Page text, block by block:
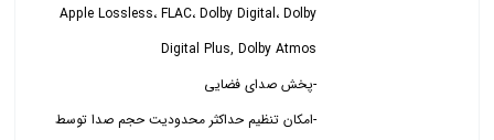
Apple Lossless، FLAC، Dolby Digital، Dolby
Digital Plus, Dolby Atmos
-امکان تنظیم حداکثر محدودیت حجم صدا توسط